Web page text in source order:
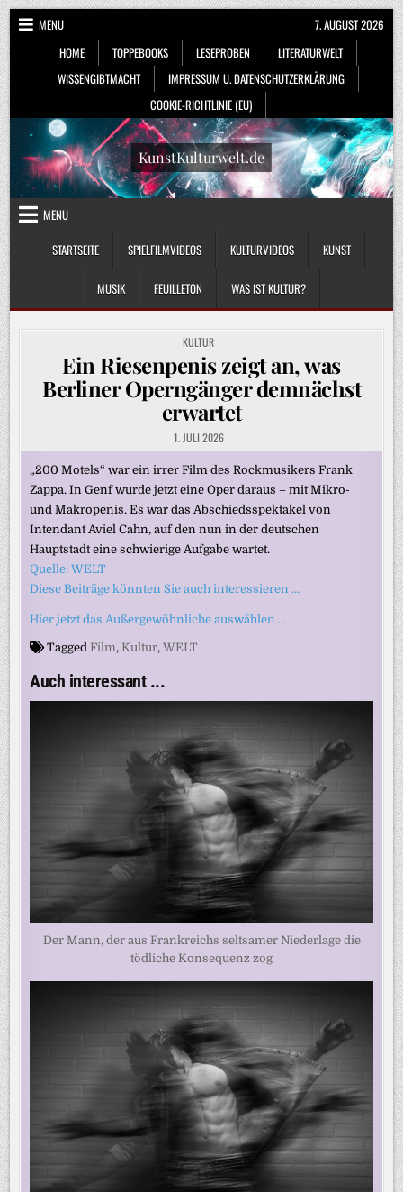
Skip
to
content
MENU
HOME
TOPPEBOOKS LESEPROBEN
LITERATURWELT
WISSENGIBTMACHT
IMPRESSUM U. DATENSCHUTZERKLÄRUNG
COOKIE-RICHTLINIE (EU)
7. AUGUST 2026
KunstKulturwelt.de
MENU
STARTSEITE
SPIELFILMVIDEOS KULTURVIDEOS KUNST
MUSIK FEUILLETON WAS IST KULTUR?
POSTED
IN
KULTUR
Ein Riesenpenis zeigt an, was
Berliner Operngänger demnächst
erwartet
1. JULI 2026
„200 Motels“ war ein irrer Film des Rockmusikers Frank
Zappa. In Genf wurde jetzt eine Oper daraus – mit Mikro-
und Makropenis. Es war das Abschiedsspektakel von
Intendant Aviel Cahn, auf den nun in der deutschen
Hauptstadt eine schwierige Aufgabe wartet.
Quelle: WELT
Diese Beiträge könnten Sie auch interessieren …
Hier jetzt das Außergewöhnliche auswählen …
Tagged Film, Kultur,WELT
Auch interessant ...
Der Mann, der aus Frankreichs seltsamer Niederlage die
tödliche Konsequenz zog